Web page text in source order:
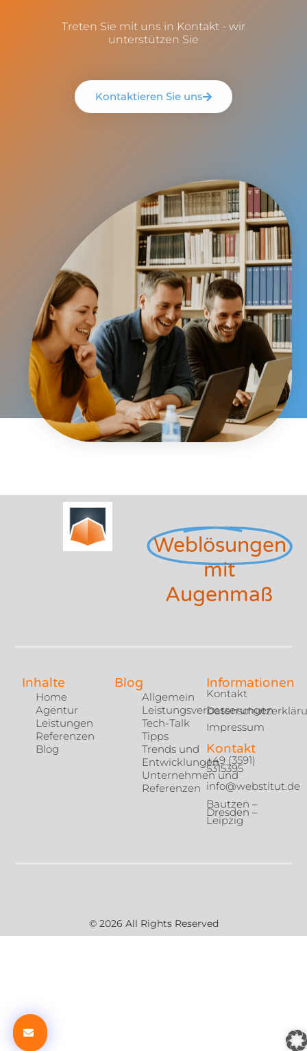
Treten Sie mit uns in Kontakt - wir
unterstützen Sie
Kontaktieren Sie uns
Weblösungen
mit
Augenmaß
Inhalte
Home
Agentur
Leistungen
Referenzen
Blog
Blog
Allgemein
Leistungsverbesserungen
Tech-Talk
Tipps
Trends und
Entwicklungen
Unternehmen und
Referenzen
Informationen
Kontakt
Impressum
Kontakt
+49 (3591)
5315395
info@webstitut.de
Bautzen –
Dresden –
Leipzig
© 2026 All Rights Reserved